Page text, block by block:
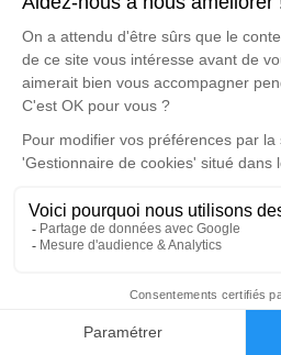
Faire-part
Un service de plantation d’arbre
mercredi 25 janvier
Église de Bellevigny
Rue Georges Clemenceau